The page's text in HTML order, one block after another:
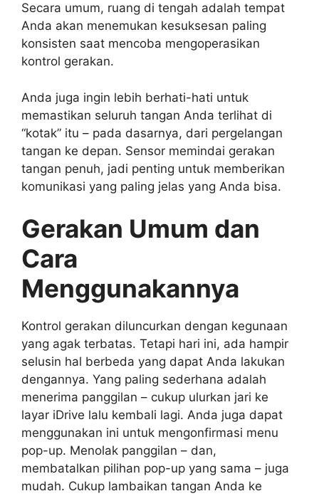
Secara umum, ruang di tengah adalah tempat
Anda akan menemukan kesuksesan paling
konsisten saat mencoba mengoperasikan
kontrol gerakan.
Anda juga ingin lebih berhati-hati untuk
memastikan seluruh tangan Anda terlihat di
“kotak” itu – pada dasarnya, dari pergelangan
tangan ke depan. Sensor memindai gerakan
tangan penuh, jadi penting untuk memberikan
komunikasi yang paling jelas yang Anda bisa.
Gerakan Umum dan
Cara
Menggunakannya
Kontrol gerakan diluncurkan dengan kegunaan
yang agak terbatas. Tetapi hari ini, ada hampir
selusin hal berbeda yang dapat Anda lakukan
dengannya. Yang paling sederhana adalah
menerima panggilan – cukup ulurkan jari ke
layar iDrive lalu kembali lagi. Anda juga dapat
menggunakan ini untuk mengonfirmasi menu
pop-up. Menolak panggilan – dan,
membatalkan pilihan pop-up yang sama – juga
mudah. Cukup lambaikan tangan Anda ke